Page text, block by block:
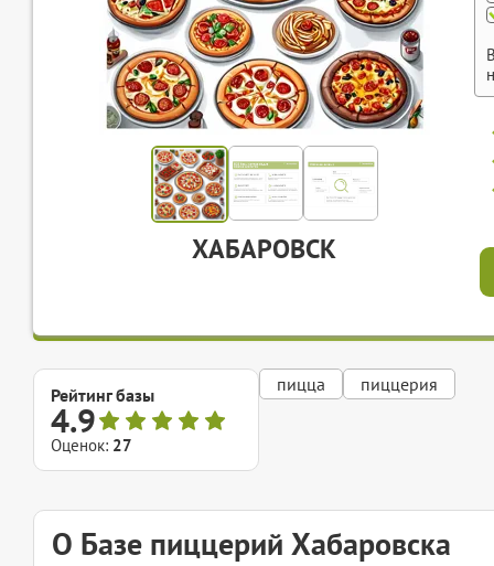
ХАБАРОВСК
Рейтинг базы
4.9
Оценок: 27
пицца пиццерия
О Базе пиццерий Хабаровска